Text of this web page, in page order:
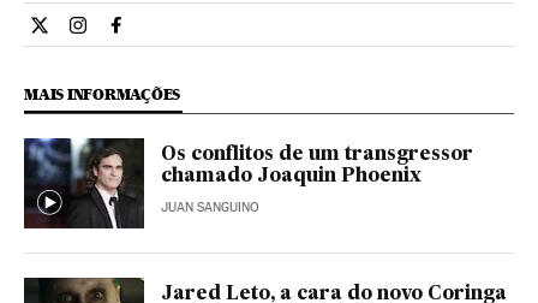
Cultura El País Brasil en Twitter
Cultura El País Brasil en Instagram
Cultura El País Brasil en Facebook
MAIS INFORMAÇÕES
Os conflitos de um transgressor
chamado Joaquin Phoenix
JUAN SANGUINO
Jared Leto, a cara do novo Coringa